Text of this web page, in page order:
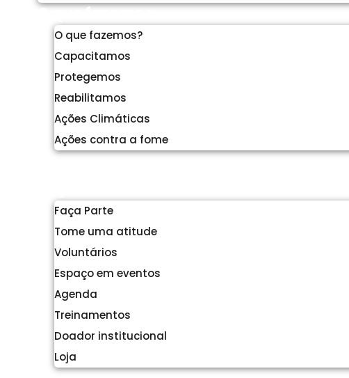
O que fazemos
O que fazemos?
Capacitamos
Protegemos
Reabilitamos
Ações Climáticas
Ações contra a fome
Faça Parte
Tome uma atitude
Voluntários
Espaço em eventos
Agenda
Treinamentos
Doador institucional
Loja